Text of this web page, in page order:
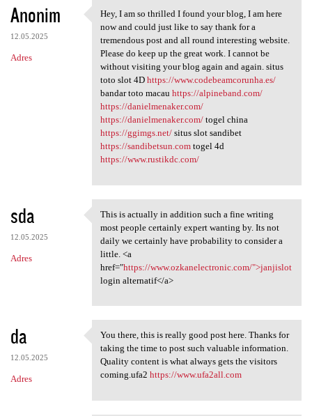
Anonim
12.05.2025
Adres
Hey, I am so thrilled I found
Hey, I am so thrilled I found your blog, I am here
now and could just like to say thank for a
tremendous post and all round interesting website.
Please do keep up the great work. I cannot be
without visiting your blog again and again. situs
toto slot 4D https://www.codebeamcorunha.es/
bandar toto macau https://alpineband.com/
https://danielmenaker.com/
https://danielmenaker.com/togel china
https://ggimgs.net/situs slot sandibet
https://sandibetsun.comtogel 4d
https://www.rustikdc.com/
sda
12.05.2025
Adres
This is actually in addition
This is actually in addition such a fine writing
most people certainly expert wanting by. Its not
daily we certainly have probability to consider a
little. <a
href="https://www.ozkanelectronic.com/">janjislot
login alternatif</a>
da
12.05.2025
Adres
You there, this is really
You there, this is really good post here. Thanks for
taking the time to post such valuable information.
Quality content is what always gets the visitors
coming.ufa2 https://www.ufa2all.com